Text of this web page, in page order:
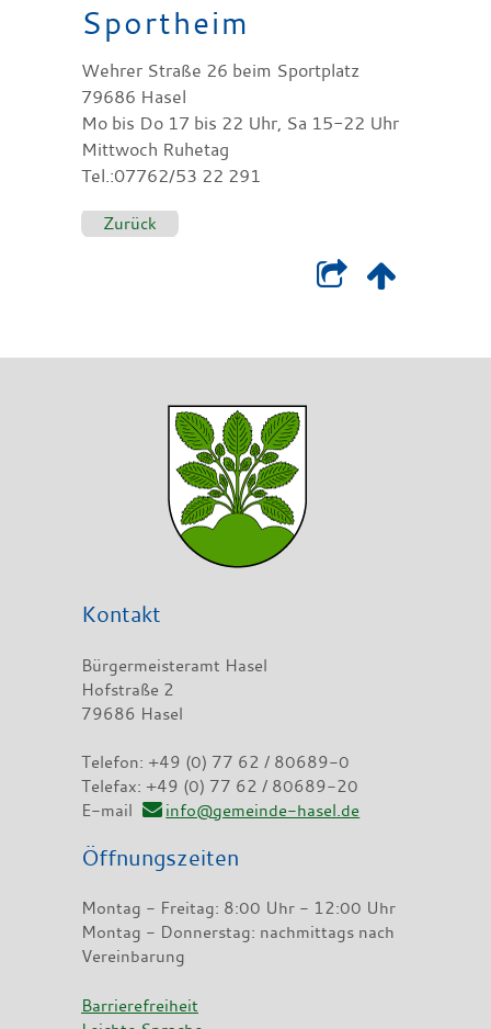
Sportheim
Wehrer Straße 26 beim Sportplatz
79686 Hasel
Mo bis Do 17 bis 22 Uhr, Sa 15-22 Uhr
Mittwoch Ruhetag
Tel.:07762/53 22 291
Zurück
Kontakt
Bürgermeisteramt Hasel
Hofstraße 2
79686 Hasel
Telefon: +49 (0) 77 62 / 80689-0
Telefax: +49 (0) 77 62 / 80689-20
E-mail
info@gemeinde-hasel.de
Öffnungszeiten
Montag - Freitag: 8:00 Uhr - 12:00 Uhr
Montag - Donnerstag: nachmittags nach
Vereinbarung
Barrierefreiheit